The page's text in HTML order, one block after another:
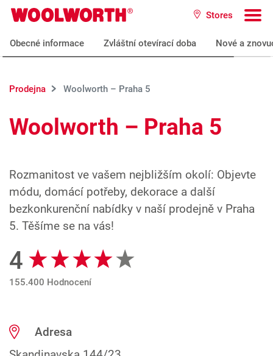
Přeskočit na hlavní obsah
Woolworth GmbH Stores
Obecné informace Zvláštní otevírací doba Nové a
Prodejna Woolworth – Praha 5
Woolworth – Praha 5
Rozmanitost ve vašem nejbližším okolí: Objevte
módu, domácí potřeby, dekorace a další
bezkonkurenční nabídky v naší prodejně v Praha
5. Těšíme se na vás!
Recenze Google
4
155.400 Hodnocení
Adresa